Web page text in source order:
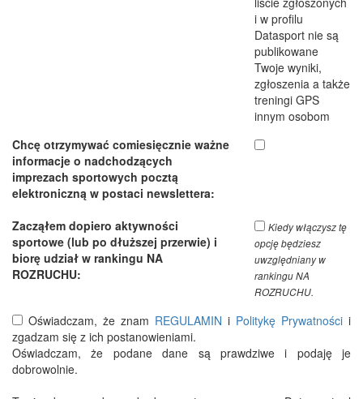
i w profilu
Datasport nie są
publikowane
Twoje wyniki,
zgłoszenia a także
treningi GPS
innym osobom
Chcę otrzymywać comiesięcznie ważne
informacje o nadchodzących
imprezach sportowych pocztą
elektroniczną w postaci newslettera:
Zacząłem dopiero aktywności
sportowe (lub po dłuższej przerwie) i
biorę udział w rankingu NA
ROZRUCHU:
Kiedy włączysz tę
opcję będziesz
uwzględniany w
rankingu NA
ROZRUCHU.
Oświadczam, że znam REGULAMIN i Politykę Prywatności i
zgadzam się z ich postanowieniami.
Oświadczam, że podane dane są prawdziwe i podaję je
dobrowolnie.